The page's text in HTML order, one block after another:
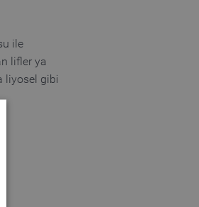
ile
lifler ya
liyosel gibi